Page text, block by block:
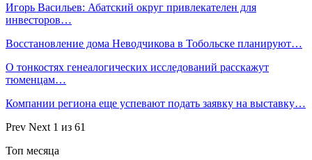
Игорь Васильев: Абатский округ привлекателен для
инвесторов…
Восстановление дома Неводчикова в Тобольске планируют…
О тонкостях генеалогических исследований расскажут
тюменцам…
Компании региона еще успевают подать заявку на выставку…
Prev Next 1 из 61
Топ месяца